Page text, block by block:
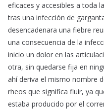
eficaces y accesibles a toda
tras una infección de
desencadenara una fiebre
una consecuencia de la
inicio un dolor en las
otra, sin quedarse fija en
ahí deriva el mismo nombre
rheos que significa fluir, ya
estaba producido por el